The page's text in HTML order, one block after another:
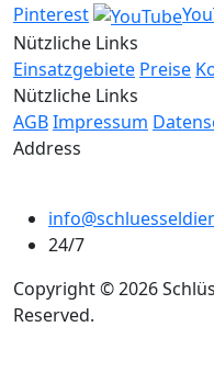
Pinterest
Nützliche Links
Einsatzgebiete Preise
Nützliche Links
AGBImpressum
Address
24/7
Copyright © 2026
Reserved.